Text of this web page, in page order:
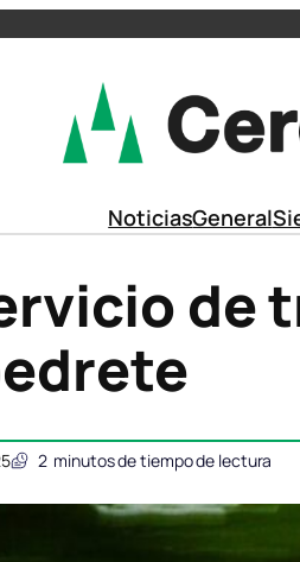
NoticiasGeneral
de
2 minutos de tiempo de lectura